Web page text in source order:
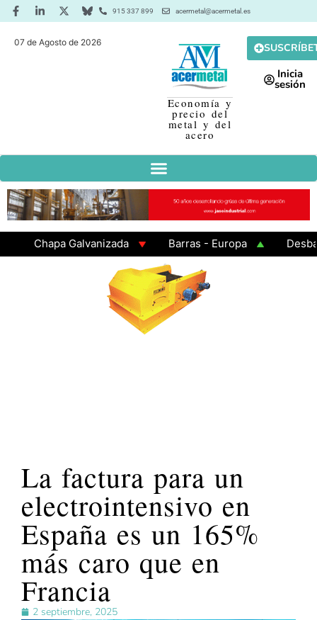
915 337 899 acermetal@acermetal.es
07 de Agosto de 2026
Economía y
precio del
metal y del
acero
Inicia
sesión
Chapa Galvanizada Barras - Europa
GAMA 3 - Cuadrados 200x200x8
La factura para un
electrointensivo en
España es un 165%
más caro que en
Francia
2 septiembre, 2025